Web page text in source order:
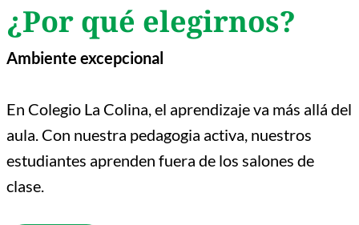
¿Por qué elegirnos?
Ambiente excepcional
En Colegio La Colina, el aprendizaje va más allá del
aula. Con nuestra pedagogia activa, nuestros
estudiantes aprenden fuera de los salones de
clase.